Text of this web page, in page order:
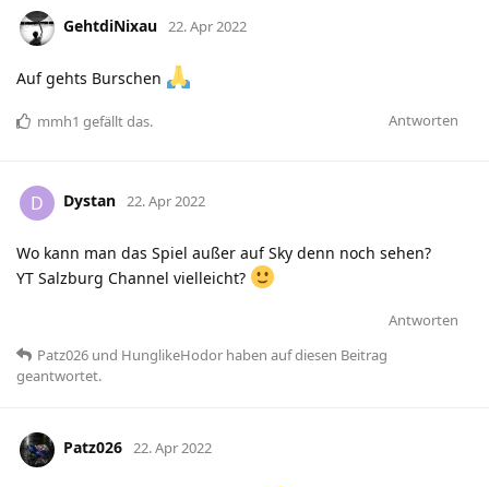
GehtdiNixau 22. Apr 2022
Auf gehts Burschen
Antworten
mmh1 gefällt das.
D Dystan 22. Apr 2022
Wo kann man das Spiel außer auf Sky denn noch sehen?
YT Salzburg Channel vielleicht?
Antworten
Patz026 und HunglikeHodor haben auf diesen Beitrag
geantwortet.
Patz026 22. Apr 2022